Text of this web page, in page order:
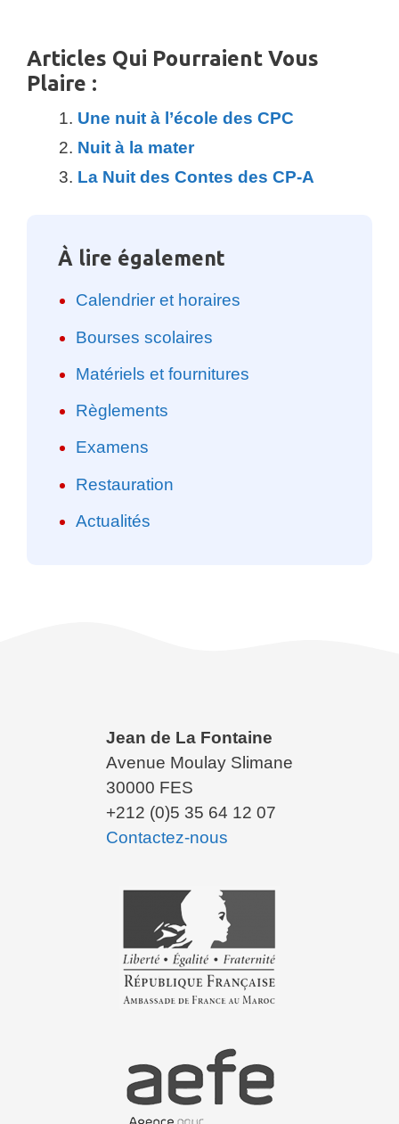
Articles Qui Pourraient Vous
Plaire :
Une nuit à l’école des CPC
Nuit à la mater
La Nuit des Contes des CP-A
À lire également
Calendrier et horaires
Bourses scolaires
Matériels et fournitures
Règlements
Examens
Restauration
Actualités
Jean de La Fontaine
Avenue Moulay Slimane
30000 FES
+212 (0)5 35 64 12 07
Contactez-nous